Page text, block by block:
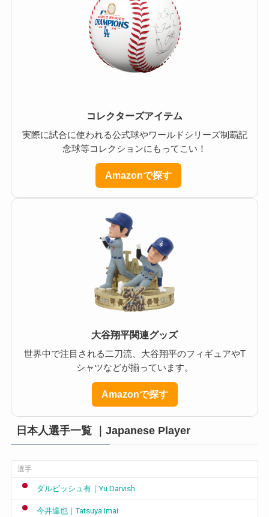
コレクターズアイテム
実際に試合に使われる公式球やワールドシリーズ制覇記
念球等コレクションにもってこい！
Amazonで探す
大谷翔平関連グッズ
世界中で注目される二刀流、大谷翔平のフィギュアやT
シャツなどが揃っています。
Amazonで探す
日本人選手一覧 ｜Japanese Player
選手
ダルビッシュ有｜Yu Darvish
今井達也｜Tatsuya Imai